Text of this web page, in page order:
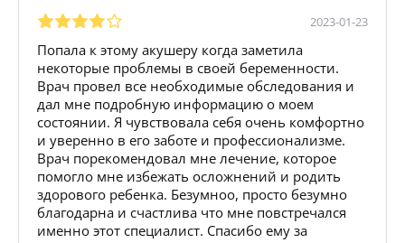
2023-01-23
Попала к этому акушеру когда заметила
некоторые проблемы в своей беременности.
Врач провел все необходимые обследования и
дал мне подробную информацию о моем
состоянии. Я чувствовала себя очень комфортно
и уверенно в его заботе и профессионализме.
Врач порекомендовал мне лечение, которое
помогло мне избежать осложнений и родить
здорового ребенка. Безумноо, просто безумно
благодарна и счастлива что мне повстречался
именно этот специалист. Спасибо ему за